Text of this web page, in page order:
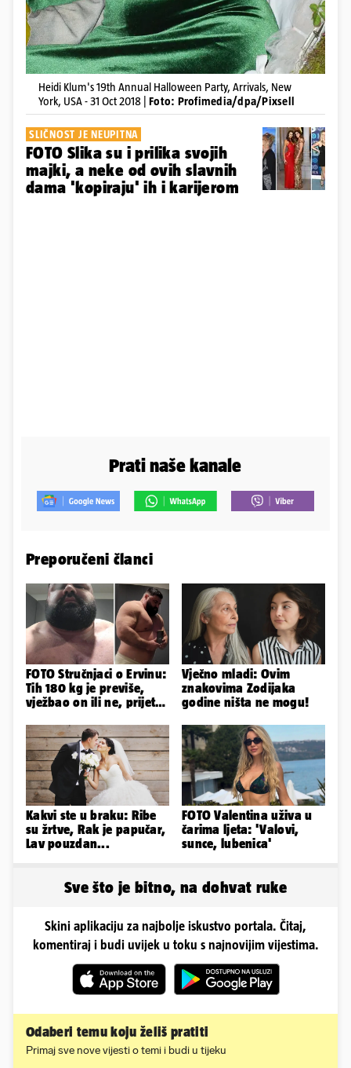
Heidi Klum's 19th Annual Halloween Party, Arrivals, New
York, USA - 31 Oct 2018 | Foto: Profimedia/dpa/Pixsell
SLIČNOST JE NEUPITNA
FOTO Slika su i prilika svojih
majki, a neke od ovih slavnih
dama 'kopiraju' ih i karijerom
Prati naše kanale
Preporučeni članci
FOTO Stručnjaci o Ervinu:
Tih 180 kg je previše,
vježbao on ili ne, prijete
Vječno mladi: Ovim
znakovima Zodijaka
godine ništa ne mogu!
Kakvi ste u braku: Ribe
su žrtve, Rak je papučar,
Lav pouzdan...
FOTO Valentina uživa u
čarima ljeta: 'Valovi,
sunce, lubenica'
Sve što je bitno, na dohvat ruke
Skini aplikaciju za najbolje iskustvo portala. Čitaj,
komentiraj i budi uvijek u toku s najnovijim vijestima.
Odaberi temu koju želiš pratiti
Primaj sve nove vijesti o temi i budi u tijeku